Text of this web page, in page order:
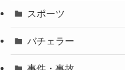
スポーツ
バチェラー